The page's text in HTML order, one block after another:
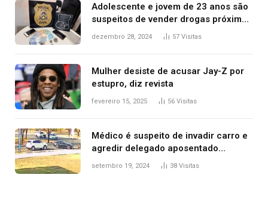
Adolescente e jovem de 23 anos são
suspeitos de vender drogas próximo
de delegacia e escola, diz polícia
dezembro 28, 2024 57 Visitas
Mulher desiste de acusar Jay-Z por
estupro, diz revista
fevereiro 15, 2025 56 Visitas
Médico é suspeito de invadir carro e
agredir delegado aposentado
durante confusão no trânsito
setembro 19, 2024 38 Visitas